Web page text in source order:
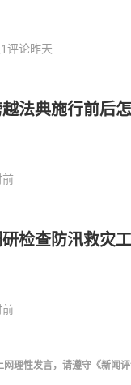
1评论昨天
法典施行前后
检查防汛救灾
网理性发言，请遵守 《新闻